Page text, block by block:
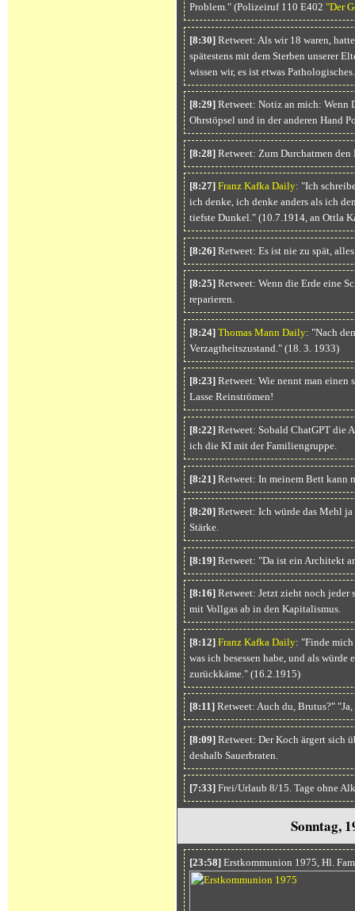
Problem." (Polizeiruf 110 E402 "Der
[8:30]Retweet: Als wir 18 waren,
spätestens mit dem Sterben unserer
wissen wir, es ist etwas Pathologisches.
[8:29]Retweet: Notiz an mich: Wenn
Ohrstöpsel und in der anderen Hand
[8:28]Retweet: Zum Durchatmen den
[8:27] Franz Kafka Daily: "Ich
ich denke, ich denke anders als ich
tiefste Dunkel." (10.7.1914, an Ottla
[8:26]Retweet: Es ist nie zu spät,
[8:25]Retweet: Wenn die Erde eine
reparieren.
[8:24] Thomas Mann Daily: "Nach
Verzagtheitszustand." (18. 3. 1933)
[8:23]Retweet: Wie nennt man einen
Lasse Reinströmen!
[8:22]Retweet: Sobald ChatGPT die
ich die KI mit der Familiengruppe.
[8:21]Retweet: In meinem Bett kann
[8:20]Retweet: Ich würde das Mehl ja
Stärke.
[8:19]Retweet: "Da ist ein Architekt
[8:16]Retweet: Jetzt zieht noch jeder
mit Vollgas ab in den Kapitalismus.
[8:12] Franz Kafka Daily: "Finde mich
was ich besessen habe, und als würde
zurückkäme." (16.2.1915)
[8:11]Retweet: Auch du, Brutus?"
[8:09]Retweet: Der Koch ärgert sich
deshalb Sauerbraten.
[7:33]Frei/Urlaub 8/15. Tage ohne
Sonntag,
[23:58]Erstkommunion 1975, Hl.